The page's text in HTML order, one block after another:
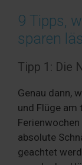
9 Tipps,
sparen
Tipp 1: Die
Genau dann,
und Flüge am
absolute
geachtet